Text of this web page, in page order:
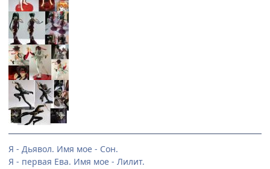
Я - Дьявол. Имя мое - Сон.
Я - первая Ева. Имя мое - Лилит.